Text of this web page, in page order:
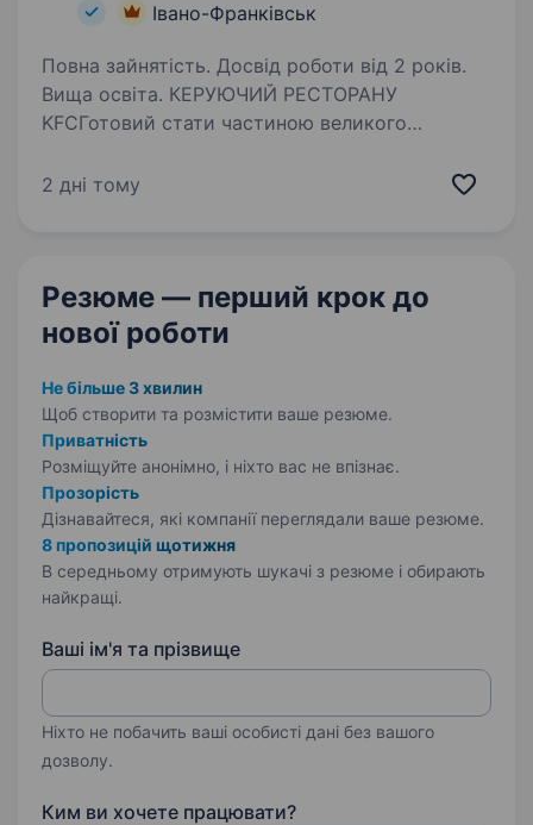
Івано-Франківськ
Повна зайнятість. Досвід роботи від 2 років.
Вища освіта. КЕРУЮЧИЙ РЕСТОРАНУ
KFCГотовий стати частиною великого
мережа KFC шукає керуючого рестораном,
2 дні тому
Резюме — перший крок до
нової роботи
Не більше 3 хвилин
Щоб створити та розмістити ваше резюме.
Приватність
Розміщуйте анонімно, і ніхто вас не впізнає.
Прозорість
Дізнавайтеся, які компанії переглядали ваше резюме.
8 пропозицій щотижня
В середньому отримують шукачі з резюме і обирають
найкращі.
Ваші ім'я та прізвище
Ніхто не побачить ваші особисті дані без вашого
дозволу.
Ким ви хочете працювати?